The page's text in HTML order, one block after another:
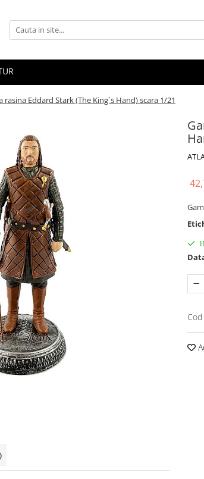
rasina Eddard Stark (The King`s Hand) scara 1/21